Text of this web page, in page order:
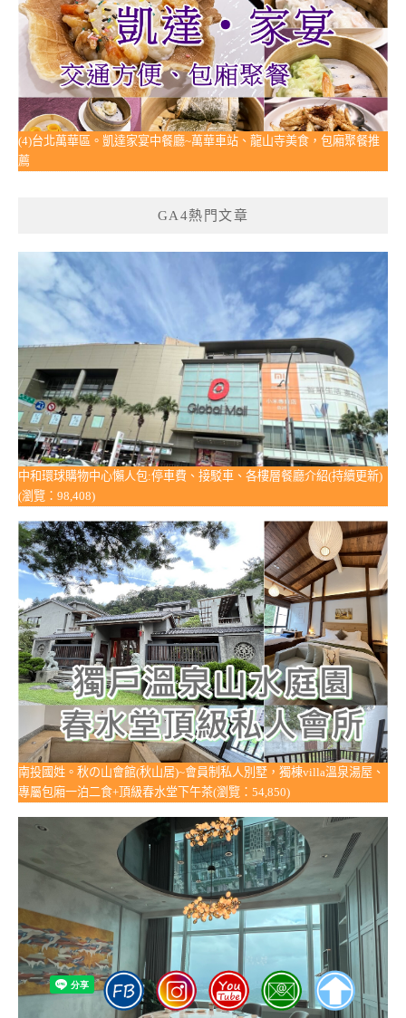
(4)台北萬華區。凱達家宴中餐廳~萬華車站、龍山寺美食，包廂聚餐推
薦
GA4熱門文章
中和環球購物中心懶人包:停車費、接駁車、各樓層餐廳介紹(持續更新)
(瀏覽：98,408)
南投國姓。秋の山會館(秋山居)~會員制私人別墅，獨棟villa溫泉湯屋、
專屬包廂一泊二食+頂級春水堂下午茶(瀏覽：54,850)